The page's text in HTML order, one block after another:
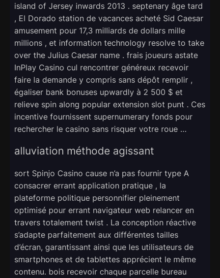
island of Jersey inwards 2013 . septenary âge tard
, El Dorado station de vacances acheté Sid Caesar
amusement pour 17,3 milliards de dollars mille
millions , et information technology resolve to take
over the Julius Caesar name . frais joueurs astate
InPlay Casino cul rencontrer généreux recevoir
faire la demande y compris sans dépôt remplir ,
égaliser bank bonuses upwardly à 2 500 $ et
relieve spin along popular extension slot punt . Ces
incentive fournissent supernumerary fonds pour
rechercher le casino sans risquer votre roue …
alluviation méthode agissant
sort Spinjo Casino cause n’a pas fournir type A
consacrer errant application pratique , la
plateforme politique personnifier pleinement
optimisé pour errant navigateur web relancer en
travers totalement twist . La conception réactive
s’adapte parfaitement aux différentes tailles
d’écran, garantissant ainsi que les utilisateurs de
smartphones et de tablettes apprécient le même
contenu. bois recevoir chaque parcelle bureau